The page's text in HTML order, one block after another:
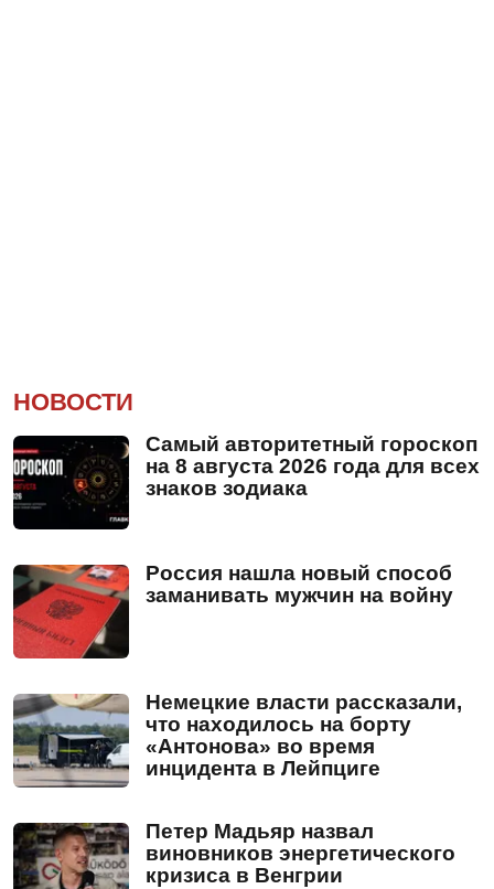
НОВОСТИ
Самый авторитетный гороскоп
на 8 августа 2026 года для всех
знаков зодиака
Россия нашла новый способ
заманивать мужчин на войну
Немецкие власти рассказали,
что находилось на борту
«Антонова» во время
инцидента в Лейпциге
Петер Мадьяр назвал
виновников энергетического
кризиса в Венгрии